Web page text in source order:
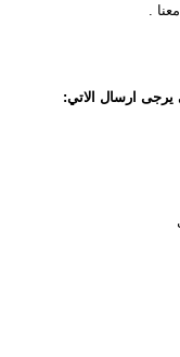
.
يرجى ارسال الاتي: